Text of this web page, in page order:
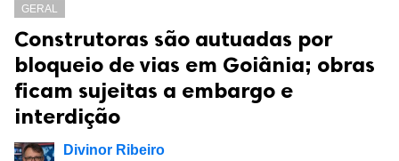
GERAL
Construtoras são autuadas por
bloqueio de vias em Goiânia; obras
ficam sujeitas a embargo e
interdição
Divinor Ribeiro